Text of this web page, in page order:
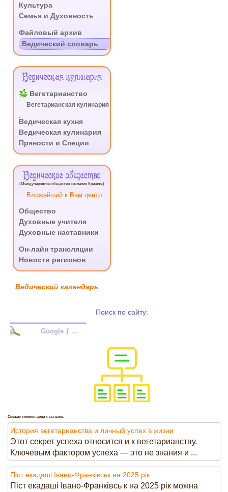
Культура
Семья и Духовность
Файловый архив
Ведический словарь
Ведическая кулинария
Вегетарианство
Вегетарианская кулинария
Ведическая кухня
Ведическая кулинария
Пряности и Специи
Ведическое общество
(Международное общество сознания Кришны)
Ближайший к Вам центр
Общество
Духовные учителя
Духовные наставники
Он-лайн трансляции
Новости регионов
Ведический календарь
Поиск по сайту:
Google / ...
Свежие комментарии к статьям:
История вегетарианства и личный успех в жизни
Этот секрет успеха относится и к вегетарианству.
Ключевым фактором успеха — это не знания и ...
Піст екадаші Івано-Франківськ на 2025 рік
Піст екадаші Івано-Франківсь к на 2025 рік можна